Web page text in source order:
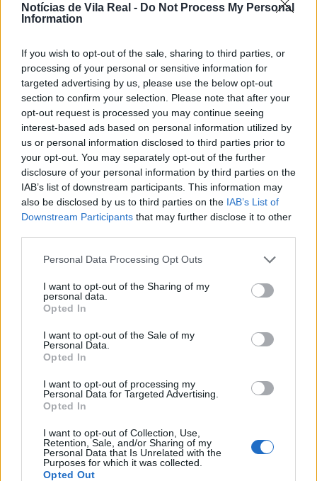
Notícias de Vila Real - Do Not Process My Personal
Information
If you wish to opt-out of the sale, sharing to third parties, or
processing of your personal or sensitive information for
targeted advertising by us, please use the below opt-out
section to confirm your selection. Please note that after your
opt-out request is processed you may continue seeing
interest-based ads based on personal information utilized by
us or personal information disclosed to third parties prior to
your opt-out. You may separately opt-out of the further
disclosure of your personal information by third parties on the
IAB’s list of downstream participants. This information may
also be disclosed by us to third parties on the IAB’s List of
Downstream Participants that may further disclose it to other
Personal Data Processing Opt Outs
I want to opt-out of the Sharing of my
personal data.
Opted In
I want to opt-out of the Sale of my
Personal Data.
Opted In
I want to opt-out of processing my
Personal Data for Targeted Advertising.
Opted In
I want to opt-out of Collection, Use,
Retention, Sale, and/or Sharing of my
Personal Data that Is Unrelated with the
Purposes for which it was collected.
Opted Out
O objetivo do Roadshow para a Digitalização do
que a digitalização é para todos os negócios, desde
o maior ao mais pequeno.
A sessão conta com a apresentação do projeto
ACELERAR O NORTE, um painel dedicado ao digital com
um especialista na área e ainda casos de sucesso de
empresas da região que investiram na mudança e
descobriram o potencial da digitalização para
garantir o futuro dos seus pequenos negócios.
empresas dos setores do comércio, serviços e
restauração podem beneficiar de um voucher
até 2.000€ para serviços digitais de forma gratuita.
Torne-se assinante do Notícias de Vila Real
Para ter acesso a este e outros trabalhos publicados
no Notícias de Vila Real, torne-se assinante do nosso